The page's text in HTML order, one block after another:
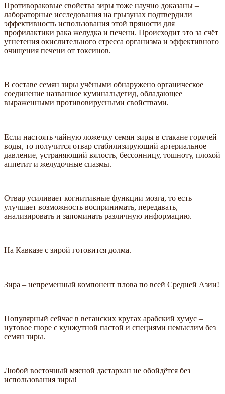
Противораковые свойства зиры тоже научно доказаны –
лабораторные исследования на грызунах подтвердили
эффективность использования этой пряности для
профилактики рака желудка и печени. Происходит это за счёт
угнетения окислительного стресса организма и эффективного
очищения печени от токсинов.
В составе семян зиры учёными обнаружено органическое
соединение названное куминальдегид, обладающее
выраженными противовирусными свойствами.
Если настоять чайную ложечку семян зиры в стакане горячей
воды, то получится отвар стабилизирующий артериальное
давление, устраняющий вялость, бессонницу, тошноту, плохой
аппетит и желудочные спазмы.
Отвар усиливает когнитивные функции мозга, то есть
улучшает возможность воспринимать, передавать,
анализировать и запоминать различную информацию.
На Кавказе с зирой готовится долма.
Зира – непременный компонент плова по всей Средней Азии!
Популярный сейчас в веганских кругах арабский хумус –
нутовое пюре с кунжутной пастой и специями немыслим без
семян зиры.
Любой восточный мясной дастархан не обойдётся без
использования зиры!